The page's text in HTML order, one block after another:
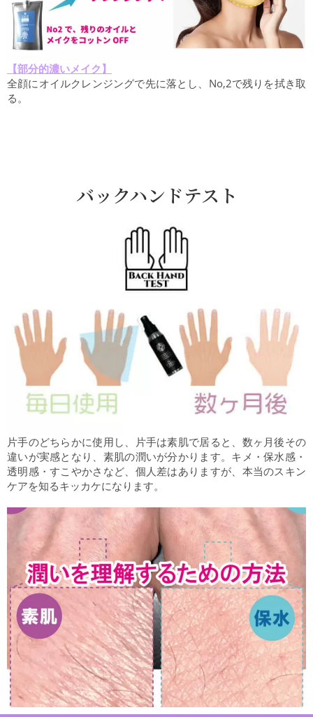
【部分的濃いメイク】
全顔にオイルクレンジングで先に落とし、No,2で残りを拭き取
る。
バックハンドテスト
片手のどちらかに使用し、片手は素肌で居ると、数ヶ月後その
違いが実感となり、素肌の潤いが分かります。キメ・保水感・
透明感・すこやかさなど、個人差はありますが、本当のスキン
ケアを知るキッカケになります。